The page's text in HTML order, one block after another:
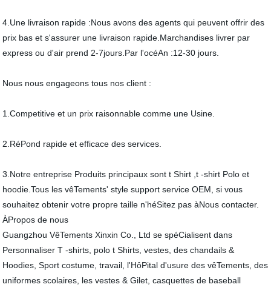
4.Une livraison rapide :Nous avons des agents qui peuvent offrir des
prix bas et s'assurer une livraison rapide.Marchandises livrer par
express ou d'air prend 2-7jours.Par l'océAn :12-30 jours.
Nous nous engageons tous nos client :
1.Competitive et un prix raisonnable comme une Usine.
2.RéPond rapide et efficace des services.
3.Notre entreprise Produits principaux sont t Shirt ,t -shirt Polo et
hoodie.Tous les vêTements' style support service OEM, si vous
souhaitez obtenir votre propre taille n'héSitez pas àNous contacter.
ÀPropos de nous
Guangzhou VêTements Xinxin Co., Ltd se spéCialisent dans
Personnaliser T -shirts, polo t Shirts, vestes, des chandails &
Hoodies, Sport costume, travail, l'HôPital d'usure des vêTements, des
uniformes scolaires, les vestes & Gilet, casquettes de baseball